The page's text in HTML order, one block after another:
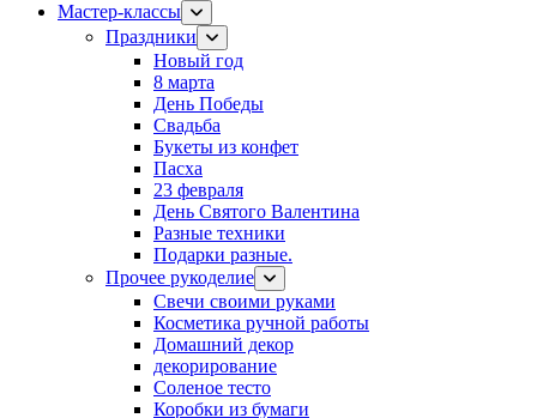
Мастер-классы
Праздники
Новый год
8 марта
День Победы
Свадьба
Букеты из конфет
Пасха
23 февраля
День Святого Валентина
Разные техники
Подарки разные.
Прочее рукоделие
Свечи своими руками
Косметика ручной работы
Домашний декор
декорирование
Соленое тесто
Коробки из бумаги